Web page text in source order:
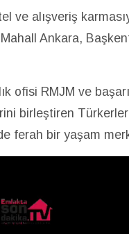
ve alışveriş
Ankara,
ofisi RMJM ve
birleştiren
ferah bir yaşam